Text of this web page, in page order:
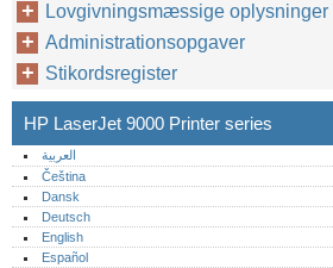
Lovgivningsmæssige oplysninger
Administrationsopgaver
Stikordsregister
HP LaserJet 9000 Printer series
العربية
Čeština
Dansk
Deutsch
English
Español